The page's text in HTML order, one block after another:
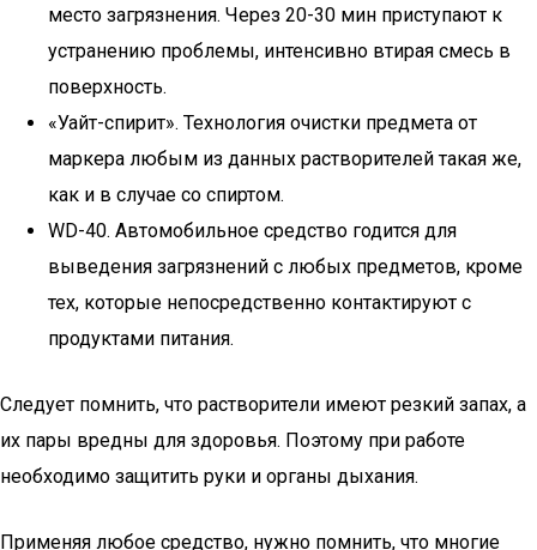
место загрязнения. Через 20-30 мин приступают к
устранению проблемы, интенсивно втирая смесь в
поверхность.
«Уайт-спирит». Технология очистки предмета от
маркера любым из данных растворителей такая же,
как и в случае со спиртом.
WD-40. Автомобильное средство годится для
выведения загрязнений с любых предметов, кроме
тех, которые непосредственно контактируют с
продуктами питания.
Следует помнить, что растворители имеют резкий запах, а
их пары вредны для здоровья. Поэтому при работе
необходимо защитить руки и органы дыхания.
Применяя любое средство, нужно помнить, что многие